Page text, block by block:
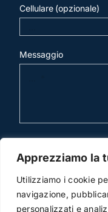
Apprezziamo la
Utilizziamo i cookie
navigazione,
personalizzati e
Cellulare (opzionale)
Messaggio
invia mail